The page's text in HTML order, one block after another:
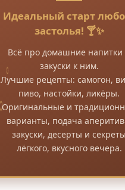
Идеальный старт
застолья! 🍸✨
Всё про домашние напитки
закуски к ним.
Лучшие рецепты: самогон,
пиво, настойки, ликёры.
Оригинальные и
варианты, подача
закуски, десерты и секреты
лёгкого, вкусного вечера.